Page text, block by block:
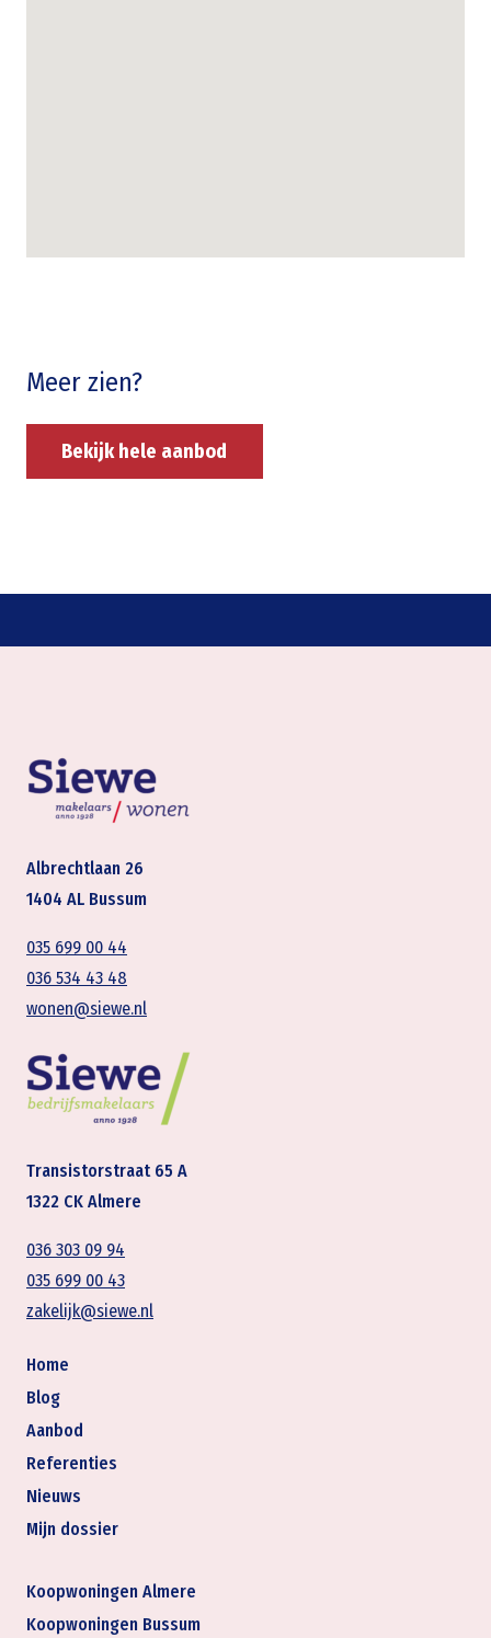
Meer zien?
Bekijk hele aanbod
Albrechtlaan 26
1404 AL Bussum
035 699 00 44
036 534 43 48
wonen@siewe.nl
Transistorstraat 65 A
1322 CK Almere
036 303 09 94
035 699 00 43
zakelijk@siewe.nl
Home
Blog
Aanbod
Referenties
Nieuws
Mijn dossier
Koopwoningen Almere
Koopwoningen Bussum